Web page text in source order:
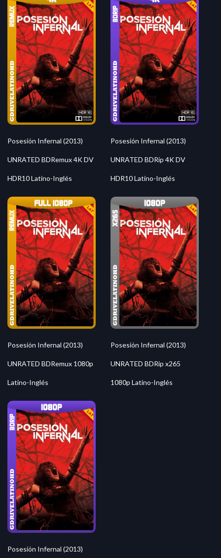
Posesión Infernal (2013)
UNRATED BDRemux 4K DV
HDR10 Latino-Inglés
Posesión Infernal (2013)
UNRATED BDRip 4K DV
HDR10 Latino-Inglés
Posesión Infernal (2013)
UNRATED BDRemux 1080p
Latino-Inglés
Posesión Infernal (2013)
UNRATED BDRip x265
1080p Latino-Inglés
Posesión Infernal (2013)